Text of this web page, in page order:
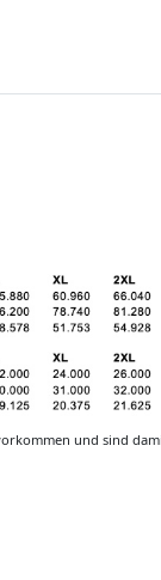
und sind